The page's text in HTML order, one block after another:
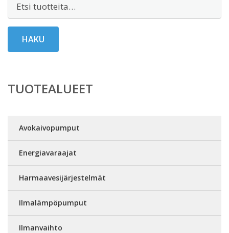
HAKU
TUOTEALUEET
Avokaivopumput
Energiavaraajat
Harmaavesijärjestelmät
Ilmalämpöpumput
Ilmanvaihto